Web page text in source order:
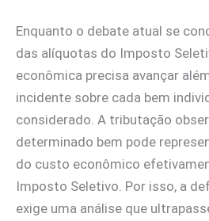
Enquanto o debate atual se
das alíquotas do Imposto
econômica precisa avançar
incidente sobre cada bem
considerado. A tributação
determinado bem pode
do custo econômico
Imposto Seletivo. Por isso, a
exige uma análise que